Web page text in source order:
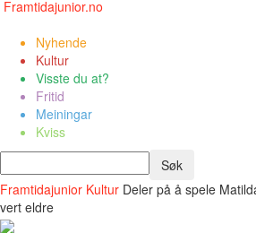
Framtidajunior.no
Nyhende
Kultur
Visste du at?
Fritid
Meiningar
Kviss
Framtidajunior Kultur Deler på å spele
vert eldre